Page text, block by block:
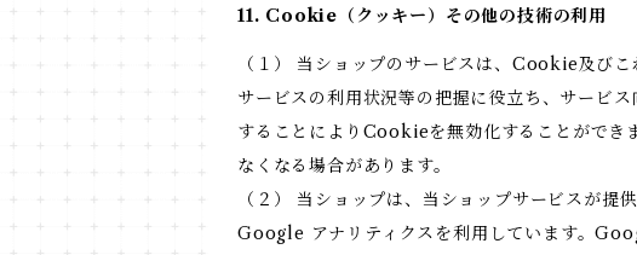
11. Cookie（クッキー）その他の技術の利用
（１） 当ショップのサービスは、Cookie及び
サービスの利用状況等の把握に役立ち、サービ
することによりCookieを無効化することができ
なくなる場合があります。
（２） 当ショップは、当ショップサービスが
Google アナリティクスを利用しています。